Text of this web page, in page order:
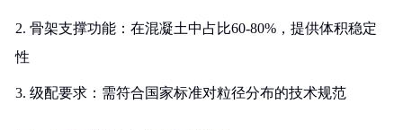
2. 骨架支撑功能：在混凝土中占比60-80%，提供体积稳定
性
3. 级配要求：需符合国家标准对粒径分布的技术规范